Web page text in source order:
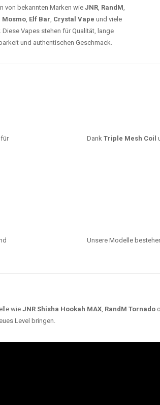
von bekannten Marken wieJNR, RandM,
Mosmo, Elf Bar, Crystal Vape und viele
Diese Vapes stehen für Qualität, lange
und authentischen Geschmack.
Dank Triple Mesh Coil
Unsere Modelle
wie JNR Shisha Hookah MAX, RandM Tornado
Level bringen.